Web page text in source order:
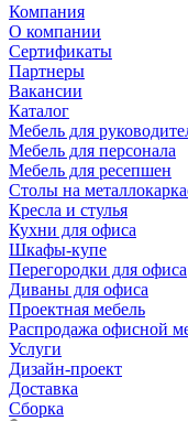
Компания
О компании
Сертификаты
Партнеры
Вакансии
Каталог
Мебель для
Мебель для персонала
Мебель для ресепшен
Столы на
Кресла и стулья
Кухни для офиса
Шкафы-купе
Перегородки для офиса
Диваны для офиса
Проектная мебель
Распродажа офисной
Услуги
Дизайн-проект
Доставка
Сборка